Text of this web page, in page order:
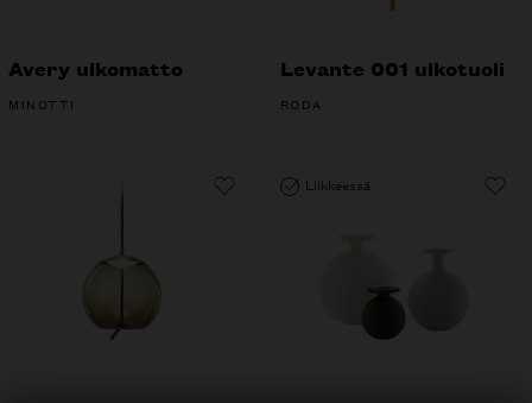
Avery ulkomatto
MINOTTI
Levante 001 ulkotuoli
RODA
Liikkeessä